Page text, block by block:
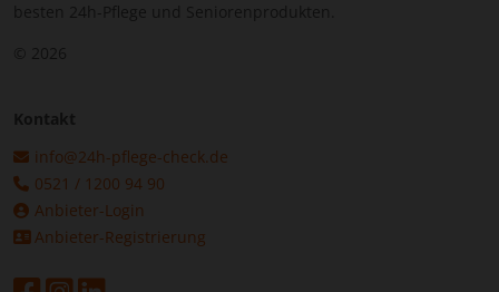
besten 24h-Pflege und Seniorenprodukten.
© 2026
Kontakt
info@24h-pflege-check.de
0521 / 1200 94 90
Anbieter-Login
Anbieter-Registrierung